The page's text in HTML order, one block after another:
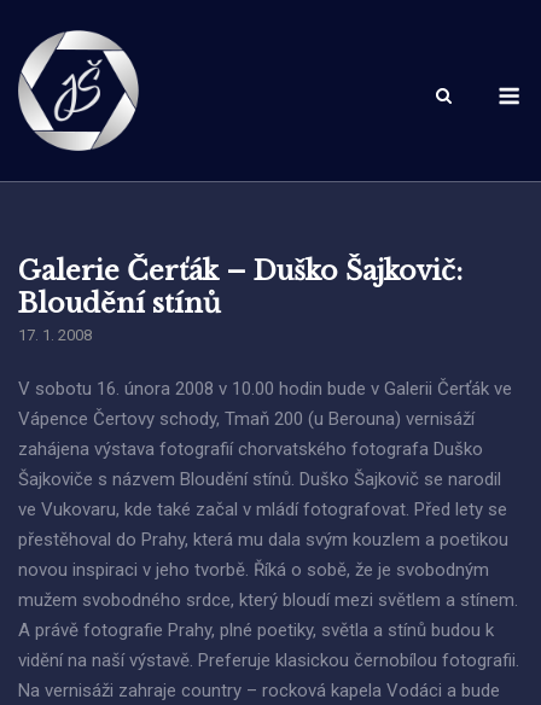
content
Galerie Čerťák – Duško Šajkovič:
Bloudění stínů
17. 1. 2008
V sobotu 16. února 2008 v 10.00 hodin bude v Galerii Čerťák ve
Vápence Čertovy schody, Tmaň 200 (u Berouna) vernisáží
zahájena výstava fotografií chorvatského fotografa Duško
Šajkoviče s názvem Bloudění stínů. Duško Šajkovič se narodil
ve Vukovaru, kde také začal v mládí fotografovat. Před lety se
přestěhoval do Prahy, která mu dala svým kouzlem a poetikou
novou inspiraci v jeho tvorbě. Říká o sobě, že je svobodným
mužem svobodného srdce, který bloudí mezi světlem a stínem.
A právě fotografie Prahy, plné poetiky, světla a stínů budou k
vidění na naší výstavě. Preferuje klasickou černobílou fotografii.
Na vernisáži zahraje country – rocková kapela Vodáci a bude